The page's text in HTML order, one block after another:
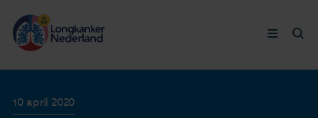
Longkanker
10 april 2020